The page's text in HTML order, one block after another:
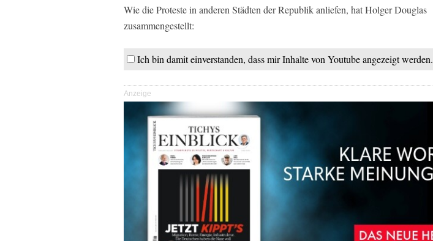
Wie die Proteste in anderen Städten der Republik anliefen, hat Holger Douglas
zusammengestellt:
Ich bin damit einverstanden, dass mir Inhalte von Youtube angezeigt werden.
Anzeige